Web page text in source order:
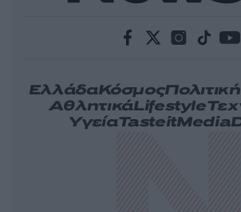
ΕλλάδαΚόσμοςΠολιτική
ΑθλητικάLifestyle
ΥγείαTasteitMedia